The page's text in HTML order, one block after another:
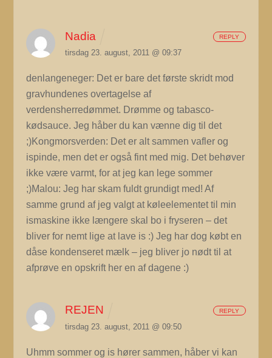
Nadia
tirsdag 23. august, 2011 @ 09:37
denlangeneger: Det er bare det første skridt mod
gravhundenes overtagelse af
verdensherredømmet. Drømme og tabasco-
kødsauce. Jeg håber du kan vænne dig til det
;)Kongmorsverden: Det er alt sammen vafler og
ispinde, men det er også fint med mig. Det behøver
ikke være varmt, for at jeg kan lege sommer
;)Malou: Jeg har skam fuldt grundigt med! Af
samme grund af jeg valgt at køleelementet til min
ismaskine ikke længere skal bo i fryseren – det
bliver for nemt lige at lave is :) Jeg har dog købt en
dåse kondenseret mælk – jeg bliver jo nødt til at
afprøve en opskrift her en af dagene :)
REPLY
REJEN
tirsdag 23. august, 2011 @ 09:50
Uhmm sommer og is hører sammen, håber vi kan
REPLY